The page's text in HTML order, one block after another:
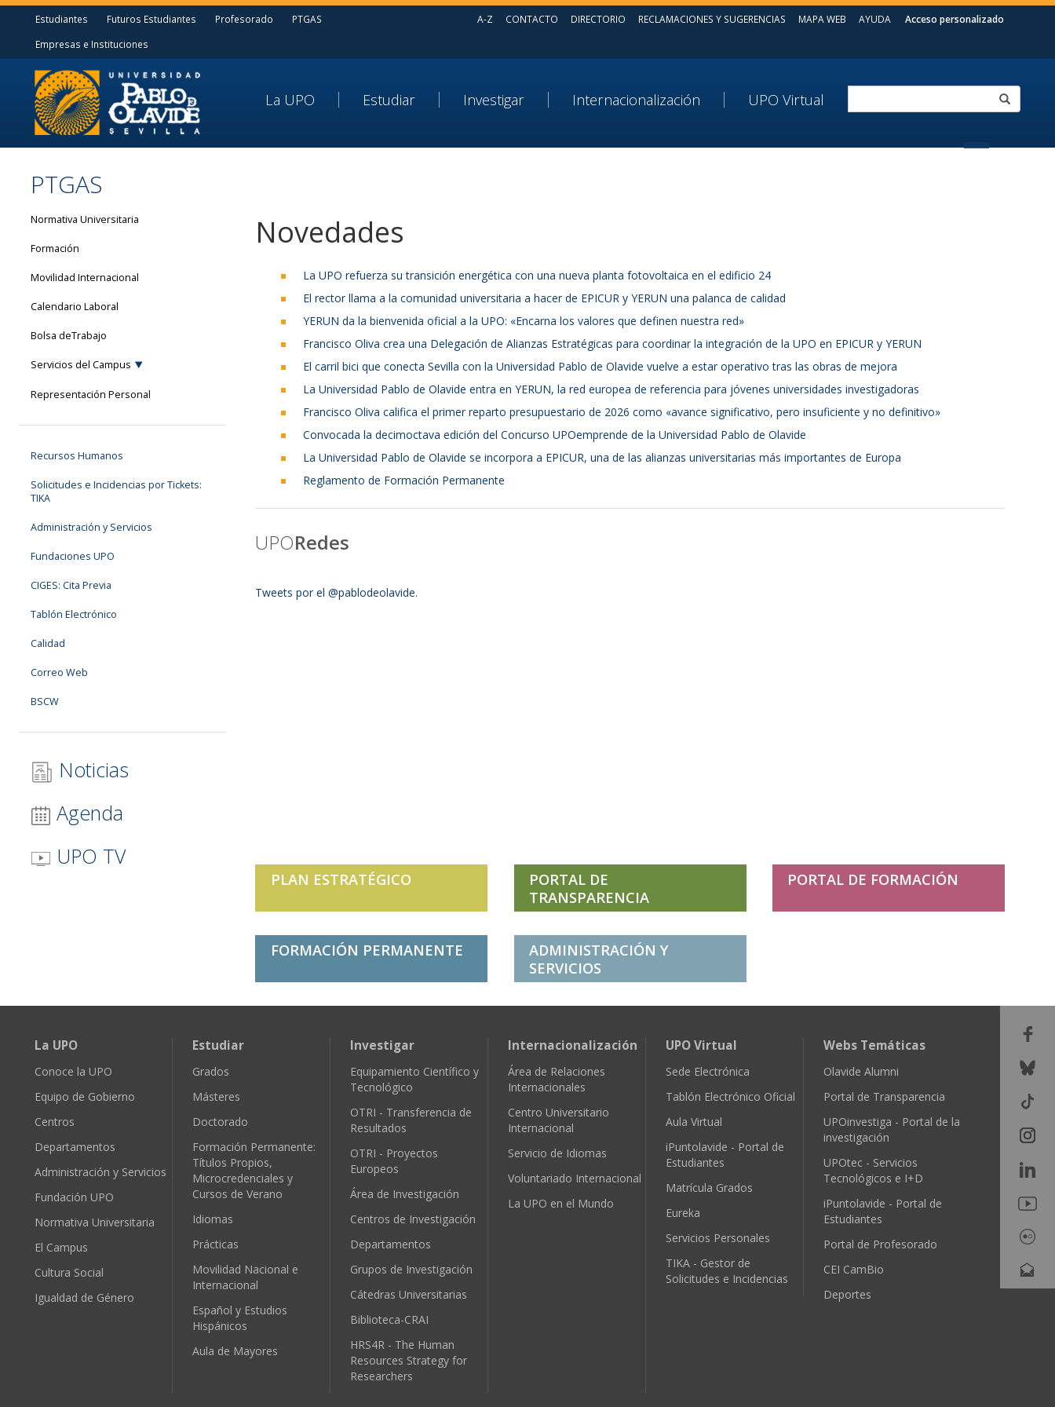
Estudiantes Futuros Estudiantes Profesorado
PTGAS
Empresas e Instituciones
Acceso personalizado
A-Z CONTACTO DIRECTORIO RECLAMACIONES Y SUGERENCIAS MAPA WEB AYUDA
La UPO Estudiar Investigar Internacionalización UPO Virtual
PTGAS
Normativa Universitaria
Formación
Movilidad Internacional
Calendario Laboral
Bolsa deTrabajo
Servicios del Campus
Representación Personal
Recursos Humanos
Solicitudes e Incidencias por Tickets:
TIKA
Administración y Servicios
Fundaciones UPO
CIGES: Cita Previa
Tablón Electrónico
Calidad
Correo Web
BSCW
Noticias
Agenda
UPO TV
Novedades
La UPO refuerza su transición energética con una nueva planta fotovoltaica en el edificio 24
El rector llama a la comunidad universitaria a hacer de EPICUR y YERUN una palanca de calidad
YERUN da la bienvenida oficial a la UPO: «Encarna los valores que definen nuestra red»
Francisco Oliva crea una Delegación de Alianzas Estratégicas para coordinar la integración de la UPO en EPICUR y YERUN
El carril bici que conecta Sevilla con la Universidad Pablo de Olavide vuelve a estar operativo tras las obras de mejora
La Universidad Pablo de Olavide entra en YERUN, la red europea de referencia para jóvenes universidades investigadoras
Francisco Oliva califica el primer reparto presupuestario de 2026 como «avance significativo, pero insuficiente y no definitivo»
Convocada la decimoctava edición del Concurso UPOemprende de la Universidad Pablo de Olavide
La Universidad Pablo de Olavide se incorpora a EPICUR, una de las alianzas universitarias más importantes de Europa
Reglamento de Formación Permanente
UPORedes
Tweets por el @pablodeolavide.
PLAN ESTRATÉGICO
PORTAL DE
TRANSPARENCIA
PORTAL DE FORMACIÓN
FORMACIÓN PERMANENTE
ADMINISTRACIÓN Y
SERVICIOS
La UPO
Conoce la UPO
Equipo de Gobierno
Centros
Departamentos
Administración y Servicios
Fundación UPO
Normativa Universitaria
El Campus
Cultura Social
Igualdad de Género
Estudiar
Grados
Másteres
Doctorado
Formación Permanente:
Títulos Propios,
Microcredenciales y
Cursos de Verano
Idiomas
Prácticas
Movilidad Nacional e
Internacional
Español y Estudios
Hispánicos
Aula de Mayores
Investigar
Equipamiento Científico y
Tecnológico
OTRI - Transferencia de
Resultados
OTRI - Proyectos
Europeos
Área de Investigación
Centros de Investigación
Departamentos
Grupos de Investigación
Cátedras Universitarias
Biblioteca-CRAI
HRS4R - The Human
Resources Strategy for
Researchers
Internacionalización
Área de Relaciones
Internacionales
Centro Universitario
Internacional
Servicio de Idiomas
Voluntariado Internacional
La UPO en el Mundo
UPO Virtual
Sede Electrónica
Tablón Electrónico Oficial
Aula Virtual
iPuntolavide - Portal de
Estudiantes
Matrícula Grados
Eureka
Servicios Personales
TIKA - Gestor de
Solicitudes e Incidencias
Webs Temáticas
Olavide Alumni
Portal de Transparencia
UPOinvestiga - Portal de la
investigación
UPOtec - Servicios
Tecnológicos e I+D
iPuntolavide - Portal de
Estudiantes
Portal de Profesorado
CEI CamBio
Deportes